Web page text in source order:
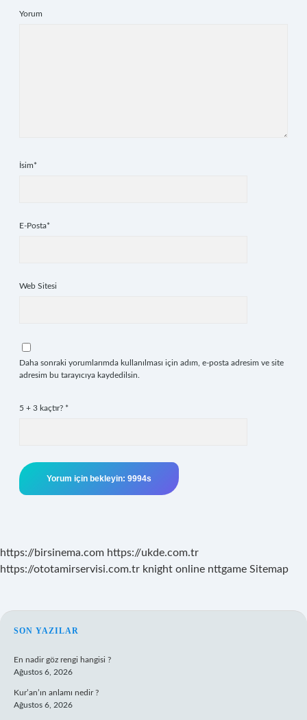
Yorum
İsim*
E-Posta*
Web Sitesi
Daha sonraki yorumlarımda kullanılması için adım, e-posta adresim ve site
adresim bu tarayıcıya kaydedilsin.
5 + 3 kaçtır? *
https://birsinema.com https://ukde.com.tr
https://ototamirservisi.com.tr knight online nttgame Sitemap
SIDEBAR
SON YAZILAR
En nadir göz rengi hangisi ?
Ağustos 6, 2026
Kur’an’ın anlamı nedir ?
Ağustos 6, 2026